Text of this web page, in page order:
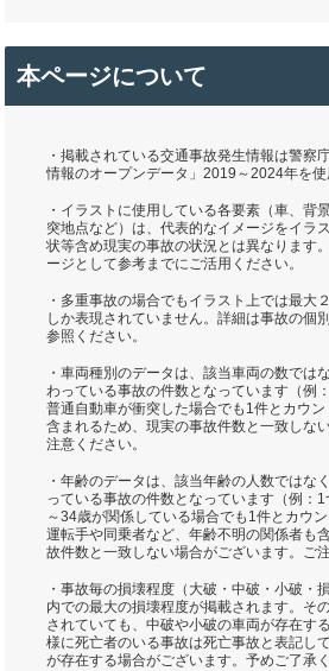
本ページについて
・掲載されている交通事故発生情報は警察
情報のオープンデータ」2019～2024年を使
・イラストに使用している各要素（車、背
突地点など）は、代表的なイメージをイラ
状等含め現実の事故の状況とは異なります
ージとして参考までにご活用ください。
・多重事故の場合でもイラスト上では最大
しか表現されていません。詳細は事故の個
参照ください。
・車両種別のデータは、該当車両の数では
わっている事故の件数となっています（例
普通自動車が衝突した場合でも1件とカウ
含まれるため、現実の事故件数と一致しな
注意ください。
・年齢のデータは、該当年齢の人数ではな
っている事故の件数となっています（例：
～34歳が関係している場合でも1件とカウ
運転手や同乗者など、年齢不明の関係者も
故件数と一致しない場合がございます。ご
・事故毎の損壊程度（大破・中破・小破・
内での最大の損壊程度が掲載されます。そ
されていても、中破や小破の車両が存在す
様に死亡者のいる事故は死亡事故と表記し
が存在する場合がございます。予めご了承く